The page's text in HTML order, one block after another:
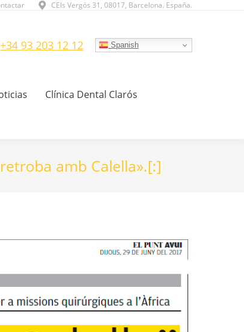
CEls Vergós 31, 08017, Barcelona. España.
+34 93 203 12 12 Spanish
Clínica Dental Clarós
amb Calella».[:]